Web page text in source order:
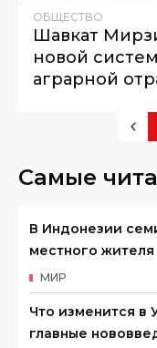
ОБЩЕСТВО
Шавкат
новой
аграрной
Самые
В Индонезии
местного жителя
МИР
Что изменится в
главные